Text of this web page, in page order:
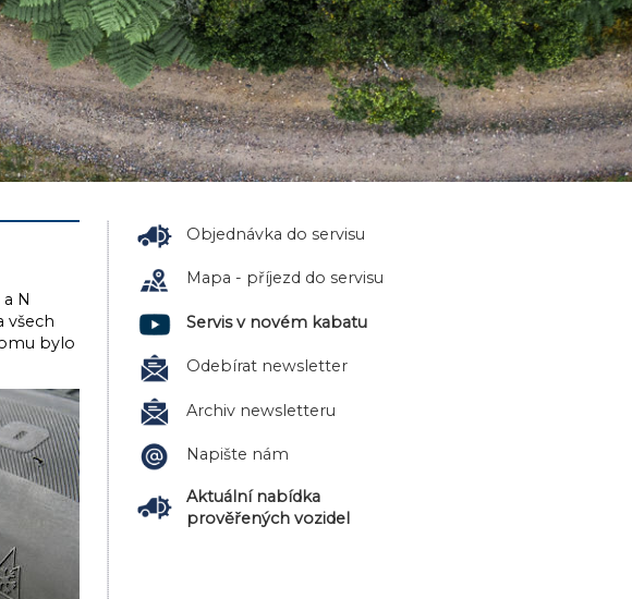
N
všech
bylo
Objednávka do servisu
Mapa - příjezd do servisu
Servis v novém kabatu
Odebírat newsletter
Archiv newsletteru
Napište nám
Aktuální nabídka
prověřených vozidel